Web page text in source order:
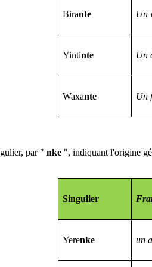
Birante Un
Yintinte Un
Waxante Un
par " nke ", indiquant l'origine
Singulier
Yerenke un